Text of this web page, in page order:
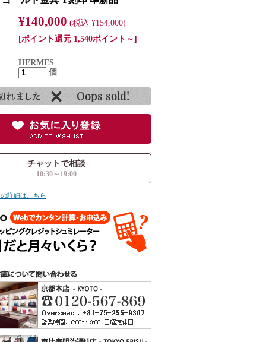
¥140,000 (税込 ¥154,000)
[ポイント還元 1,540ポイント～]
HERMES
個
チャットで相談
10:30～19:00
詳細はこちら